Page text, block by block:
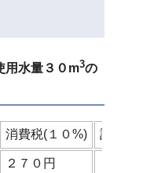
水量３０m3の
消費税(１０%) 計
２７０円